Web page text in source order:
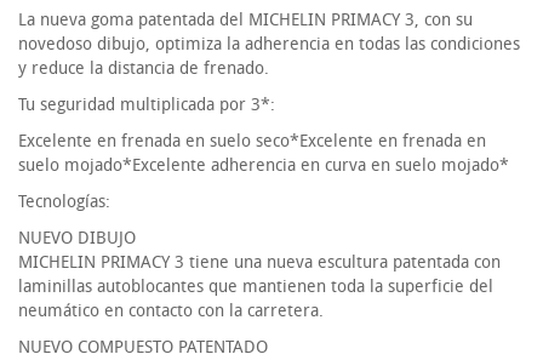
La nueva goma patentada del MICHELIN PRIMACY 3, con su
novedoso dibujo, optimiza la adherencia en todas las condiciones
y reduce la distancia de frenado.
Tu seguridad multiplicada por 3*:
Excelente en frenada en suelo seco*Excelente en frenada en
suelo mojado*Excelente adherencia en curva en suelo mojado*
Tecnologías:
NUEVO DIBUJO
MICHELIN PRIMACY 3 tiene una nueva escultura patentada con
laminillas autoblocantes que mantienen toda la superficie del
neumático en contacto con la carretera.
NUEVO COMPUESTO PATENTADO